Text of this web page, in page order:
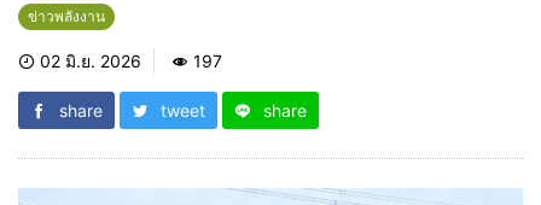
ข่าวพลังงาน
02 มิ.ย. 2026 197
share tweet share